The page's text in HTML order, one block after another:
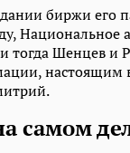
биржи его
Национальное
тогда Шенцев и
настоящим
самом